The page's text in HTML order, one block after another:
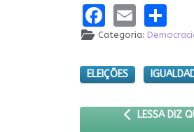
Facebook
Email
Categoria:
ELEIÇÕES
ARTIGO
LESSA DIZ